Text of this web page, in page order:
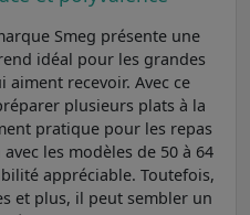
Smeg présente une
idéal pour les grandes
recevoir. Avec ce
plusieurs plats à la
pratique pour les repas
les modèles de 50 à 64
appréciable. Toutefois,
et plus, il peut sembler un